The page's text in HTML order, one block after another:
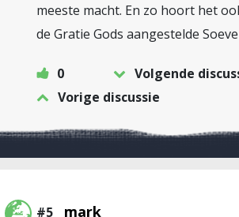
meeste macht. En zo hoort het
de Gratie Gods aangestelde
0
Volgende
Vorige discussie
#5 mark